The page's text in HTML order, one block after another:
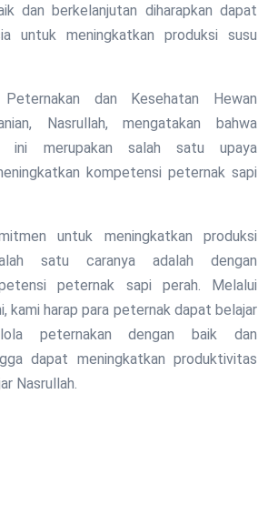
dan berkelanjutan diharapkan dapat
untuk meningkatkan produksi susu
dan Kesehatan Hewan
Nasrullah, mengatakan bahwa
ini merupakan salah satu upaya
kompetensi peternak sapi
untuk meningkatkan produksi
satu caranya adalah dengan
peternak sapi perah. Melalui
kami harap para peternak dapat belajar
peternakan dengan baik dan
dapat meningkatkan produktivitas
Nasrullah.